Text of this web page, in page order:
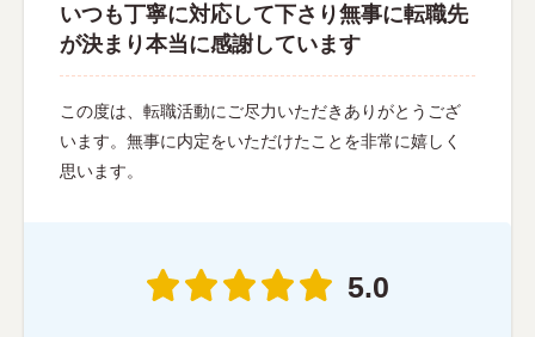
いつも丁寧に対応して下さり無事に転職先
が決まり本当に感謝しています
この度は、転職活動にご尽力いただきありがとうござ
います。無事に内定をいただけたことを非常に嬉しく
思います。
5.0